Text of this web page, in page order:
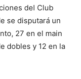
del Club
se disputará un
27 en el main
dobles y 12 en la